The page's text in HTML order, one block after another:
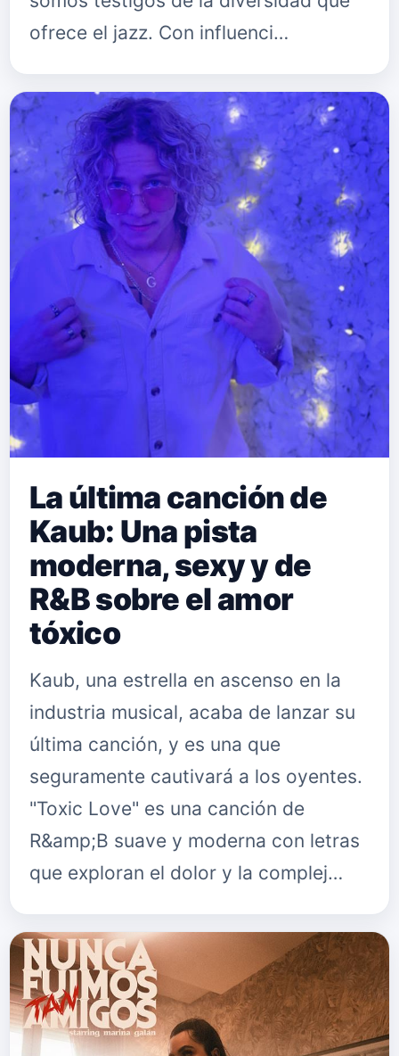
ofrece el jazz. Con influenci…
La última canción de
Kaub: Una pista
moderna, sexy y de
R&B sobre el amor
tóxico
Kaub, una estrella en ascenso en la
industria musical, acaba de lanzar su
última canción, y es una que
seguramente cautivará a los oyentes.
"Toxic Love" es una canción de
R&amp;B suave y moderna con letras
que exploran el dolor y la complej…